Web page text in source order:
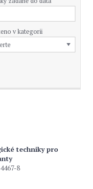
v kategorii
techniky pro
8